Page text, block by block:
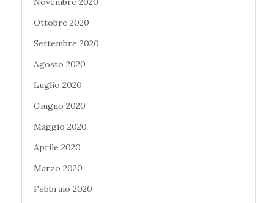
Ottobre 2020
Settembre 2020
Agosto 2020
Luglio 2020
Giugno 2020
Maggio 2020
Aprile 2020
Marzo 2020
Febbraio 2020